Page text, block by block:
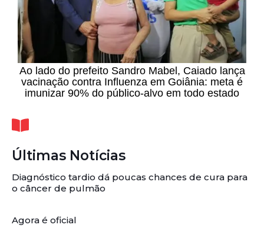
Ao lado do prefeito Sandro Mabel, Caiado lança
vacinação contra Influenza em Goiânia: meta é
imunizar 90% do público-alvo em todo estado
Últimas Notícias
Diagnóstico tardio dá poucas chances de cura para
o câncer de pulmão
Agora é oficial